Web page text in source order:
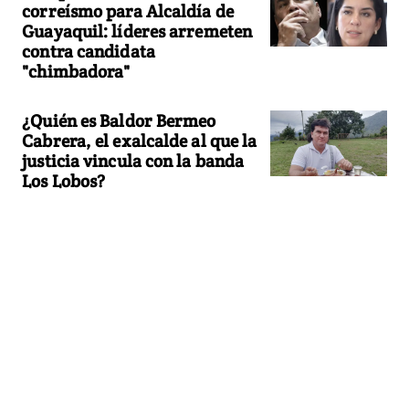
correísmo para Alcaldía de
Guayaquil: líderes arremeten
contra candidata
"chimbadora"
¿Quién es Baldor Bermeo
Cabrera, el exalcalde al que la
justicia vincula con la banda
Los Lobos?